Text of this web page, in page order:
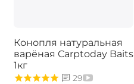
Конопля натуральная
варёная Carptoday Baits
1кг
29